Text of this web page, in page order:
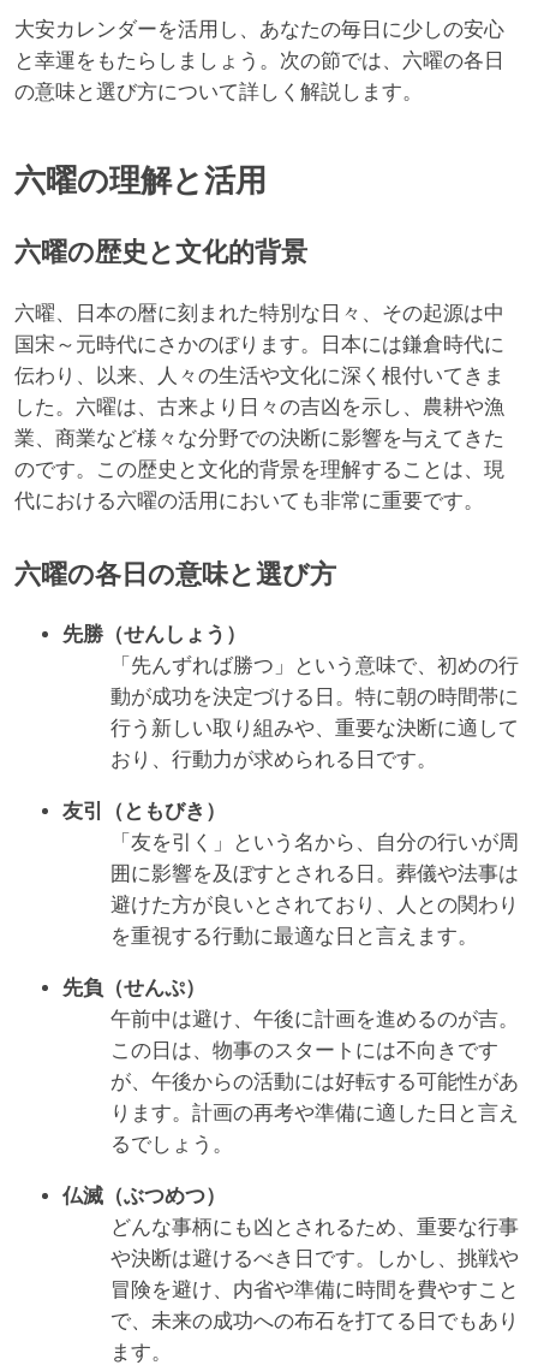
大安カレンダーを活用し、あなたの毎日に少しの安心
と幸運をもたらしましょう。次の節では、六曜の各日
の意味と選び方について詳しく解説します。
六曜の理解と活用
六曜の歴史と文化的背景
六曜、日本の暦に刻まれた特別な日々、その起源は中
国宋～元時代にさかのぼります。日本には鎌倉時代に
伝わり、以来、人々の生活や文化に深く根付いてきま
した。六曜は、古来より日々の吉凶を示し、農耕や漁
業、商業など様々な分野での決断に影響を与えてきた
のです。この歴史と文化的背景を理解することは、現
代における六曜の活用においても非常に重要です。
六曜の各日の意味と選び方
先勝（せんしょう）
「先んずれば勝つ」という意味で、初めの行
動が成功を決定づける日。特に朝の時間帯に
行う新しい取り組みや、重要な決断に適して
おり、行動力が求められる日です。
友引（ともびき）
「友を引く」という名から、自分の行いが周
囲に影響を及ぼすとされる日。葬儀や法事は
避けた方が良いとされており、人との関わり
を重視する行動に最適な日と言えます。
先負（せんぷ）
午前中は避け、午後に計画を進めるのが吉。
この日は、物事のスタートには不向きです
が、午後からの活動には好転する可能性があ
ります。計画の再考や準備に適した日と言え
るでしょう。
仏滅（ぶつめつ）
どんな事柄にも凶とされるため、重要な行事
や決断は避けるべき日です。しかし、挑戦や
冒険を避け、内省や準備に時間を費やすこと
で、未来の成功への布石を打てる日でもあり
ます。